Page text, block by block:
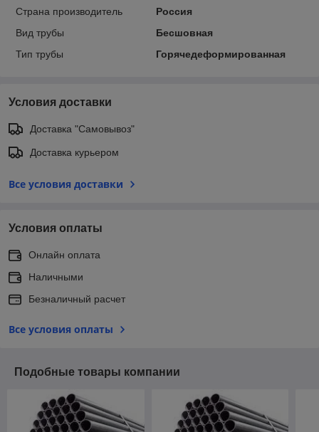
Страна производитель
Россия
Вид трубы
Бесшовная
Тип трубы
Горячедеформированная
Условия доставки
Доставка "Самовывоз"
Доставка курьером
Все условия доставки
Условия оплаты
Онлайн оплата
Наличными
Безналичный расчет
Все условия оплаты
Подобные товары компании